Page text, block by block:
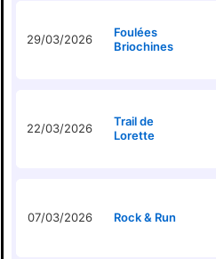
29/03/2026
Foulées
Briochines
22/03/2026
Trail de
Lorette
07/03/2026 Rock & Run